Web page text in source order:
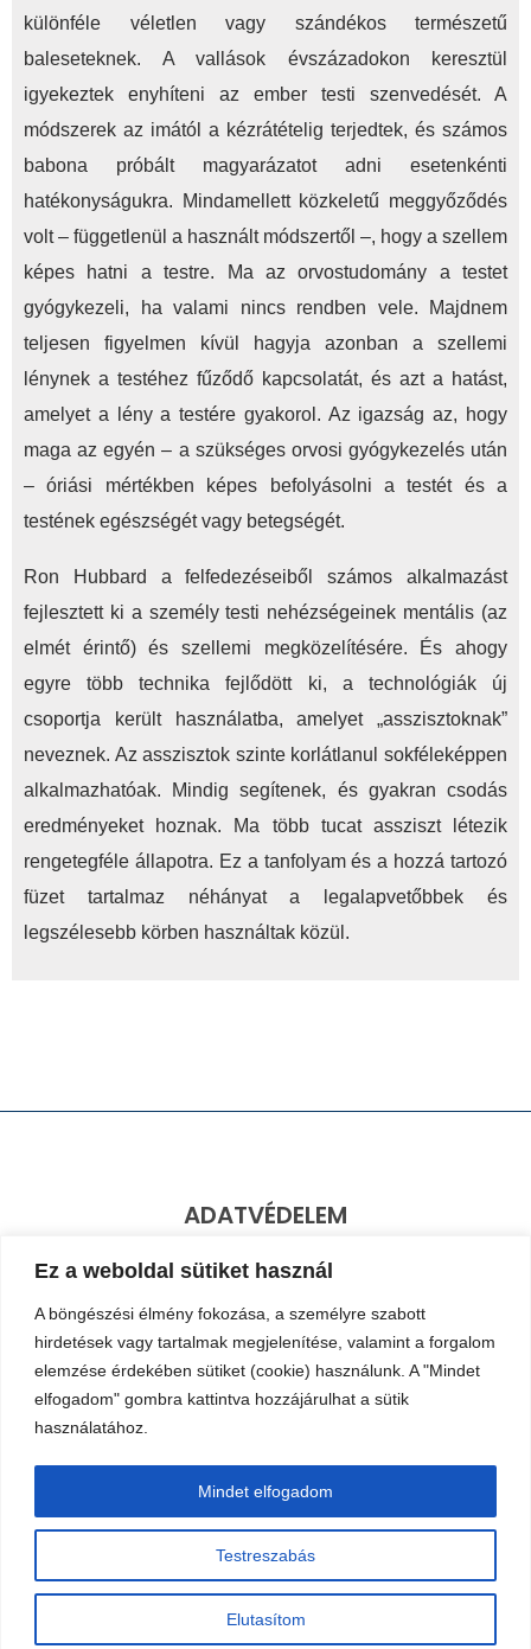
Ez a weboldal sütiket használ
A böngészési élmény fokozása, a személyre szabott
hirdetések vagy tartalmak megjelenítése, valamint a forgalom
elemzése érdekében sütiket (cookie) használunk. A "Mindet
elfogadom" gombra kattintva hozzájárulhat a sütik
használatához.
Testreszabás
Elutasítom
Mindet elfogadom
különféle véletlen vagy szándékos természetű
baleseteknek. A vallások évszázadokon keresztül
igyekeztek enyhíteni az ember testi szenvedését. A
módszerek az imától a kézrátételig terjedtek, és számos
babona próbált magyarázatot adni esetenkénti
hatékonyságukra. Mindamellett közkeletű meggyőződés
volt – függetlenül a használt módszertől –, hogy a szellem
képes hatni a testre. Ma az orvostudomány a testet
gyógykezeli, ha valami nincs rendben vele. Majdnem
teljesen figyelmen kívül hagyja azonban a szellemi
lénynek a testéhez fűződő kapcsolatát, és azt a hatást,
amelyet a lény a testére gyakorol. Az igazság az, hogy
maga az egyén – a szükséges orvosi gyógykezelés után
– óriási mértékben képes befolyásolni a testét és a
testének egészségét vagy betegségét.
Ron Hubbard a felfedezéseiből számos alkalmazást
fejlesztett ki a személy testi nehézségeinek mentális (az
elmét érintő) és szellemi megközelítésére. És ahogy
egyre több technika fejlődött ki, a technológiák új
csoportja került használatba, amelyet „asszisztoknak”
neveznek. Az asszisztok szinte korlátlanul sokféleképpen
alkalmazhatóak. Mindig segítenek, és gyakran csodás
eredményeket hoznak. Ma több tucat assziszt létezik
rengetegféle állapotra. Ez a tanfolyam és a hozzá tartozó
füzet tartalmaz néhányat a legalapvetőbbek és
legszélesebb körben használtak közül.
ADATVÉDELEM
Adatkezelési Nyilatkozat
ÁSZF - Vásárlási információk
Elállás a szerződéstől
ELÉRHETŐSÉGEINK
+36 20 377 6314
info@profitargyalo.hu
KÁRTYÁS FIZETÉS